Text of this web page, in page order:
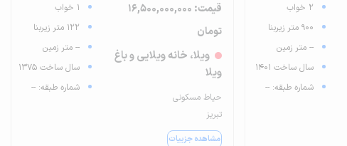
2 خواب
900 متر زیربنا
-- متر زمین
سال ساخت 1401
شماره طبقه: --
قیمت: 16,500,000,000
تومان
ویلا، خانه ویلایی و باغ
ویلا
حیاط مسکونی
تبریز
مشاهده جزییات
1 خواب
122 متر زیربنا
-- متر زمین
سال ساخت 1375
شماره طبقه: --